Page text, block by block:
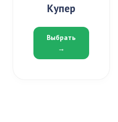
Купер
Выбрать
→